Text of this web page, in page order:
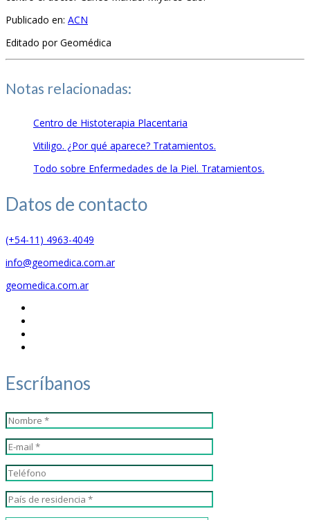
Publicado en: ACN
Editado por Geomédica
Notas relacionadas:
Centro de Histoterapia Placentaria
Vitiligo. ¿Por qué aparece? Tratamientos.
Todo sobre Enfermedades de la Piel. Tratamientos.
Datos de contacto
(+54-11) 4963-4049
info@geomedica.com.ar
geomedica.com.ar
Escríbanos